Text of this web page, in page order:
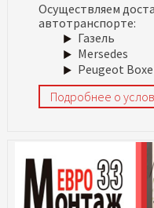
Осуществляем
автотранспорте:
Газель
Mersedes
Peugeot
Подробнее о